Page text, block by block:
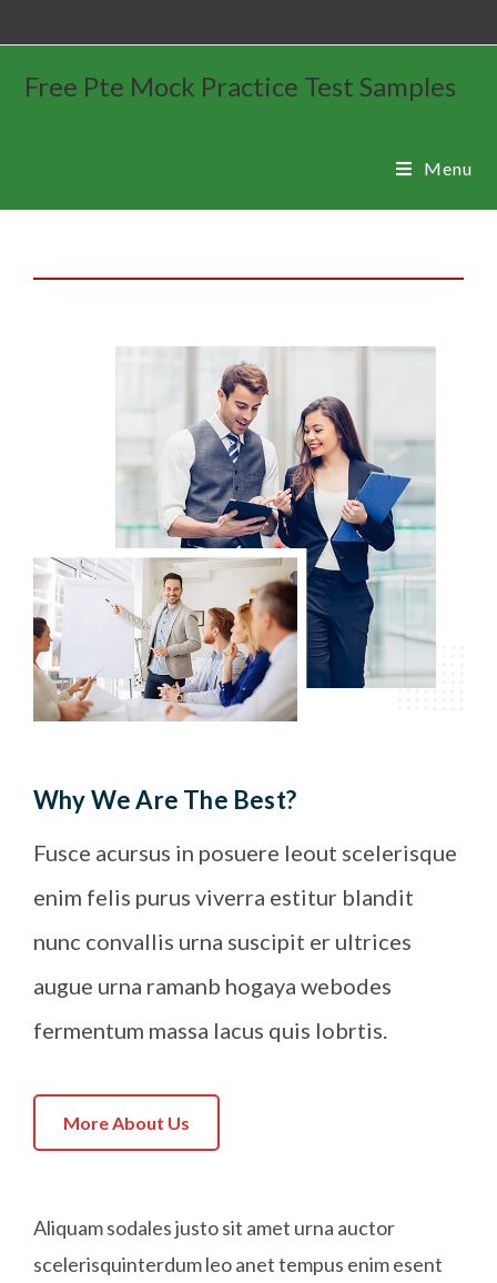
Free Pte Mock Practice Test Samples
Menu
Why We Are The Best?
Fusce acursus in posuere leout scelerisque
enim felis purus viverra estitur blandit
nunc convallis urna suscipit er ultrices
augue urna ramanb hogaya webodes
fermentum massa lacus quis lobrtis.
More About Us
Aliquam sodales justo sit amet urna auctor
scelerisquinterdum leo anet tempus enim esent